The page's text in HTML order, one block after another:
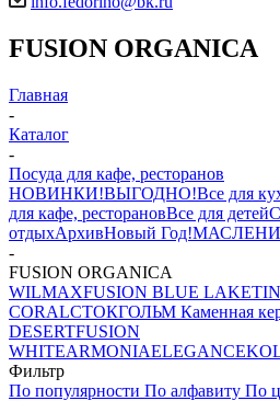
FUSION ORGANICA
Главная
-
Каталог
-
Посуда для кафе, ресторанов
НОВИНКИ!ВЫГОДНО!Все для
для кафе, ресторановВсе для детей
отдыхАрхивНовый Год!
-
FUSION ORGANICA
WILMAXFUSION BLUE LAKE
CORALСТОКГОЛЬМ Каменная
DESERTFUSION
WHITEARMONIAELEGANCE
Фильтр
По популярности По алфавиту По